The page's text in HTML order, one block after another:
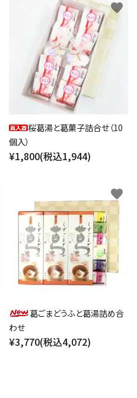
桜葛湯と葛菓子詰合せ（10
個入）
¥1,800(税込1,944)
favorite
葛ごまどうふと葛湯詰め合
わせ
¥3,770(税込4,072)
favorite